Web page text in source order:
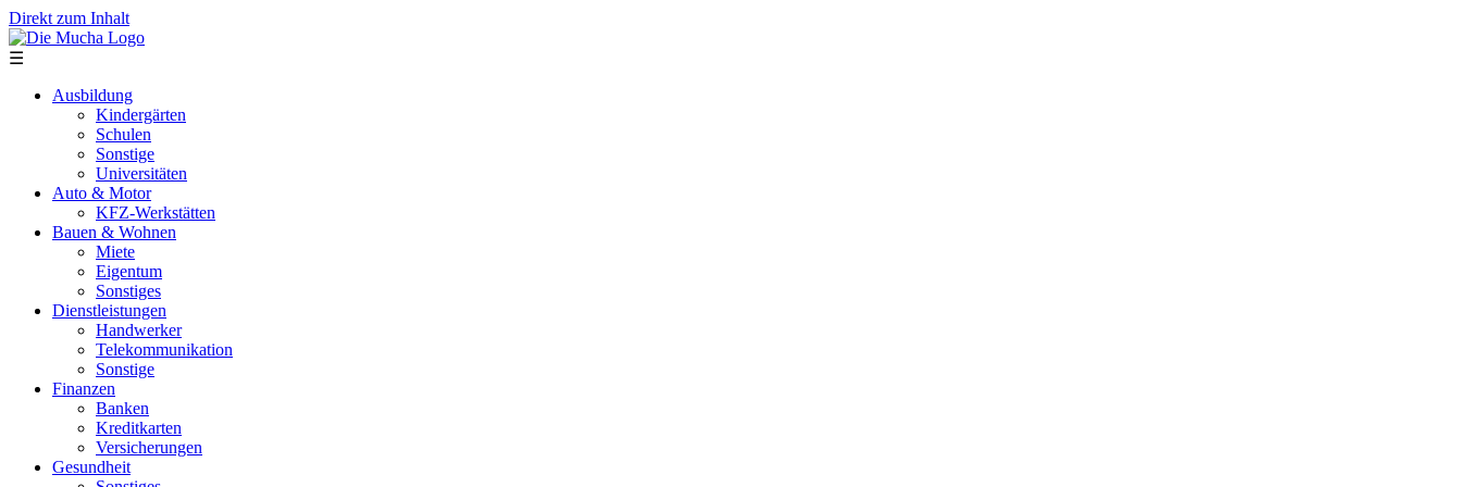
Direkt zum Inhalt
☰
Ausbildung
Kindergärten
Schulen
Sonstige
Universitäten
Auto & Motor
KFZ-Werkstätten
Bauen & Wohnen
Miete
Eigentum
Sonstiges
Dienstleistungen
Handwerker
Telekommunikation
Sonstige
Finanzen
Banken
Kreditkarten
Versicherungen
Gesundheit